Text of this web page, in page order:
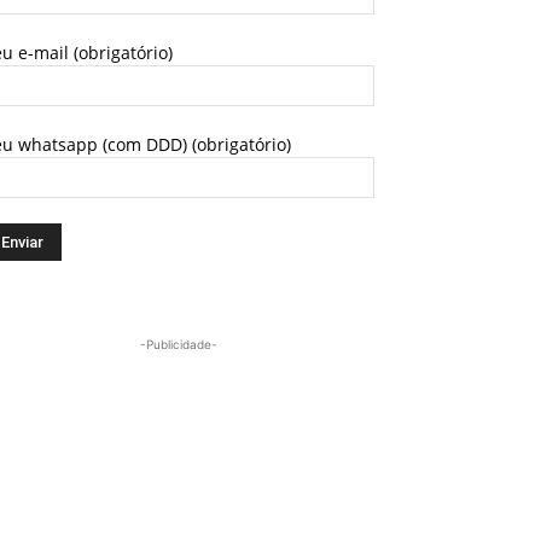
e-mail (obrigatório)
whatsapp (com DDD) (obrigatório)
-Publicidade-